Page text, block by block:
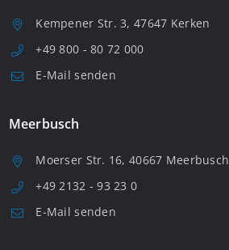
Kempener Str. 3, 47647 Kerken
+49 800 - 80 72 000
E-Mail senden
Meerbusch
Moerser Str. 16, 40667 Meerbusch
+49 2132 - 93 23 0
E-Mail senden